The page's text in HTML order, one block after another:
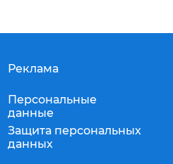
Реклама
Персональные
данные
Защита персональных
данных